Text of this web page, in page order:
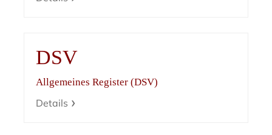
DSV
Allgemeines Register (DSV)
Details